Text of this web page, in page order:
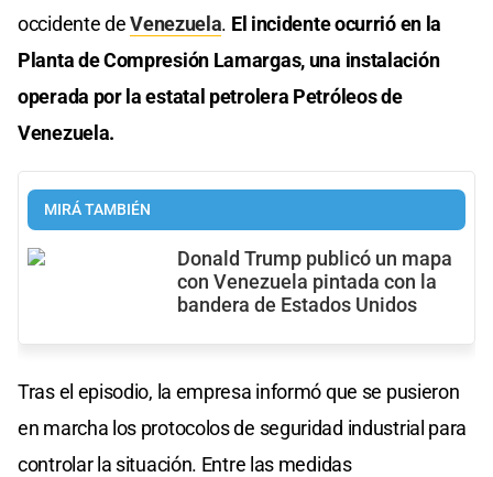
occidente deVenezuela. El incidente ocurrió en la
Planta de Compresión Lamargas, una instalación
operada por la estatal petrolera Petróleos de
Venezuela.
MIRÁ TAMBIÉN
Donald Trump publicó un mapa
con Venezuela pintada con la
bandera de Estados Unidos
Tras el episodio, la empresa informó que se pusieron
en marcha los protocolos de seguridad industrial para
controlar la situación. Entre las medidas